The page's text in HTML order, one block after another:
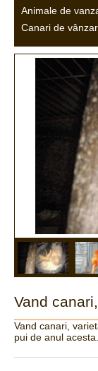
Animale de
Canari de
Vand
Vand canari,
pui de anul acesta.